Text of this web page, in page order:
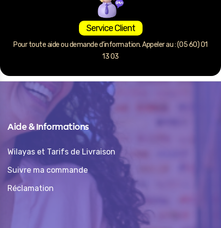
Service Client
Pour toute aide ou demande d’information. Appeler au : (05 60) 01
13 03
Aide & Informations
Wilayas et Tarifs de Livraison
Suivre ma commande
Réclamation